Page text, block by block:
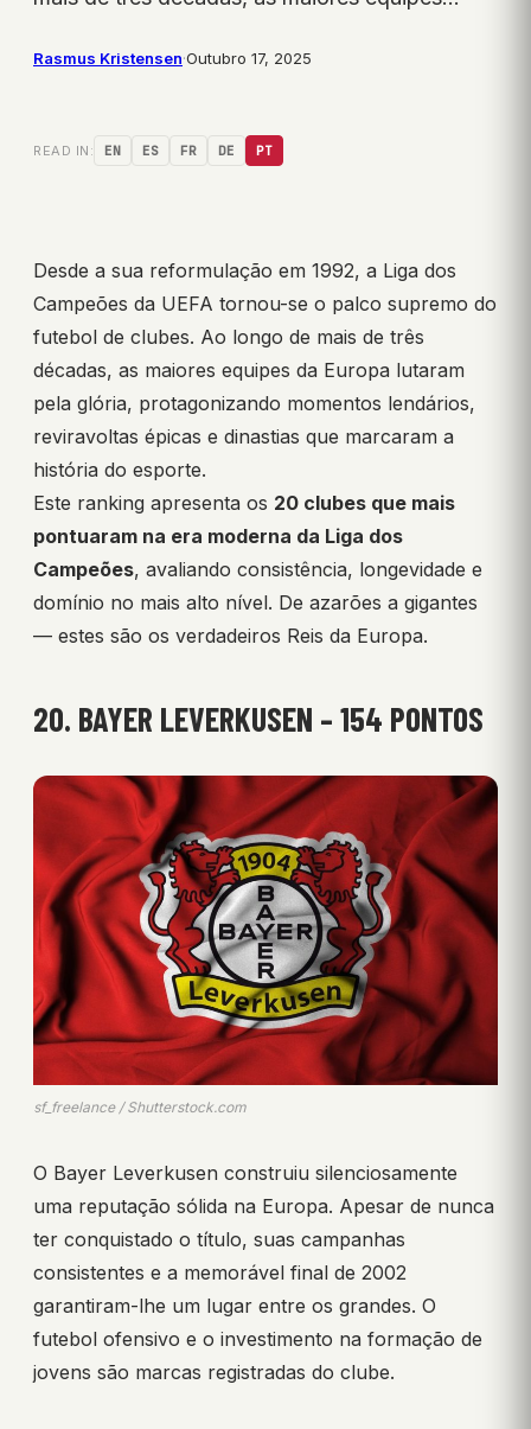
Rasmus Kristensen·Outubro 17, 2025
READ IN: EN ES FR DE PT
Desde a sua reformulação em 1992, a Liga dos
Campeões da UEFA tornou-se o palco supremo do
futebol de clubes. Ao longo de mais de três
décadas, as maiores equipes da Europa lutaram
pela glória, protagonizando momentos lendários,
reviravoltas épicas e dinastias que marcaram a
história do esporte.
Este ranking apresenta os 20 clubes que mais
pontuaram na era moderna da Liga dos
Campeões, avaliando consistência, longevidade e
domínio no mais alto nível. De azarões a gigantes
— estes são os verdadeiros Reis da Europa.
20. BAYER LEVERKUSEN – 154 PONTOS
sf_freelance / Shutterstock.com
O Bayer Leverkusen construiu silenciosamente
uma reputação sólida na Europa. Apesar de nunca
ter conquistado o título, suas campanhas
consistentes e a memorável final de 2002
garantiram-lhe um lugar entre os grandes. O
futebol ofensivo e o investimento na formação de
jovens são marcas registradas do clube.